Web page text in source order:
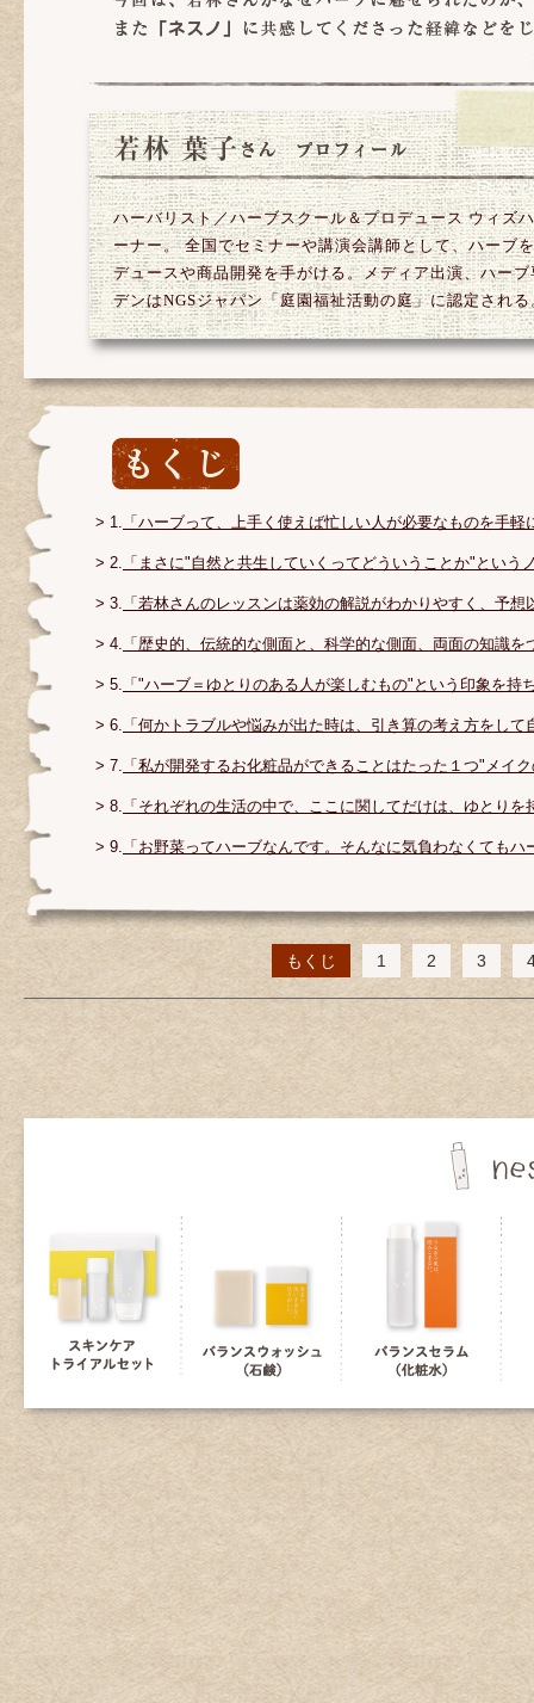
ハーバリスト／ハーブスクール＆プロデュース ウィズ
ーナー。 全国でセミナーや講演会講師として、ハーブ
デュースや商品開発を手がける。メディア出演、ハー
デンはNGSジャパン「庭園福祉活動の庭」に認定され
> 1. 「ハーブって、上手く使えば忙しい人が必要なものを手
> 2. 「まさに"自然と共生していくってどういうことか"という
> 3. 「若林さんのレッスンは薬効の解説がわかりやすく、予
> 4. 「歴史的、伝統的な側面と、科学的な側面、両面の知識
> 5. 「"ハーブ＝ゆとりのある人が楽しむもの"という印象を持
> 6. 「何かトラブルや悩みが出た時は、引き算の考え方をし
> 7. 「私が開発するお化粧品ができることはたった１つ"メイ
> 8. 「それぞれの生活の中で、ここに関してだけは、ゆとり
> 9. 「お野菜ってハーブなんです。そんなに気負わなくても
もくじ 1 2 3